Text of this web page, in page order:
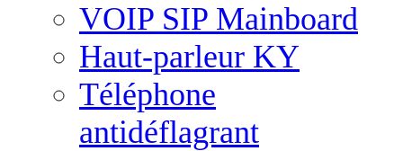
VOIP SIP Mainboard
Haut-parleur KY
Téléphone
antidéflagrant